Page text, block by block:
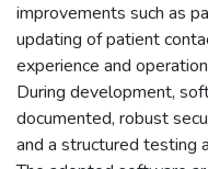
improvements such as
updating of patient
experience and
During development,
documented, robust
and a structured testing